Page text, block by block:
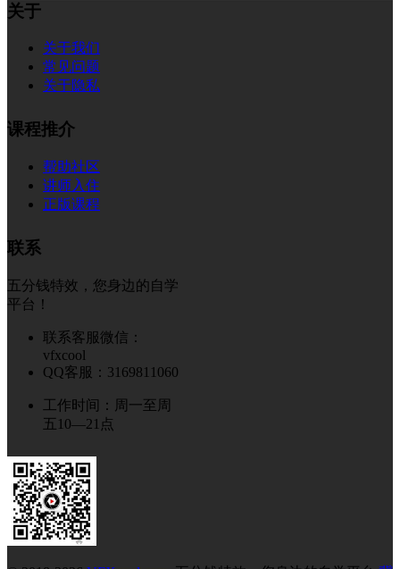
关于
关于我们
常见问题
关于隐私
课程推介
帮助社区
讲师入住
正版课程
联系
五分钱特效，您身边的自学
平台！
联系客服微信：
vfxcool
QQ客服：3169811060
工作时间：周一至周
五10—21点